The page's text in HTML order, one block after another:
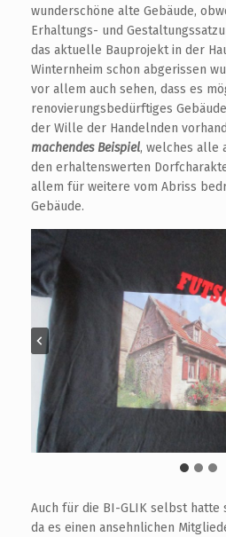
wunderschöne alte Gebäude,
Erhaltungs- und
das aktuelle Bauprojekt in der
Winternheim schon abgerissen
vor allem auch sehen, dass es
renovierungsbedürftiges
der Wille der Handelnden
machendes Beispiel, welches alle
den erhaltenswerten
allem für weitere vom Abriss
Gebäude.
Auch für die BI-GLIK selbst hatte
da es einen ansehnlichen